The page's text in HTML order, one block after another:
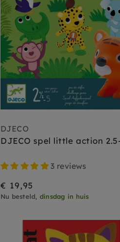
DJECO
DJECO spel little action
3 reviews
€ 19,95
Nu besteld, dinsdag in huis